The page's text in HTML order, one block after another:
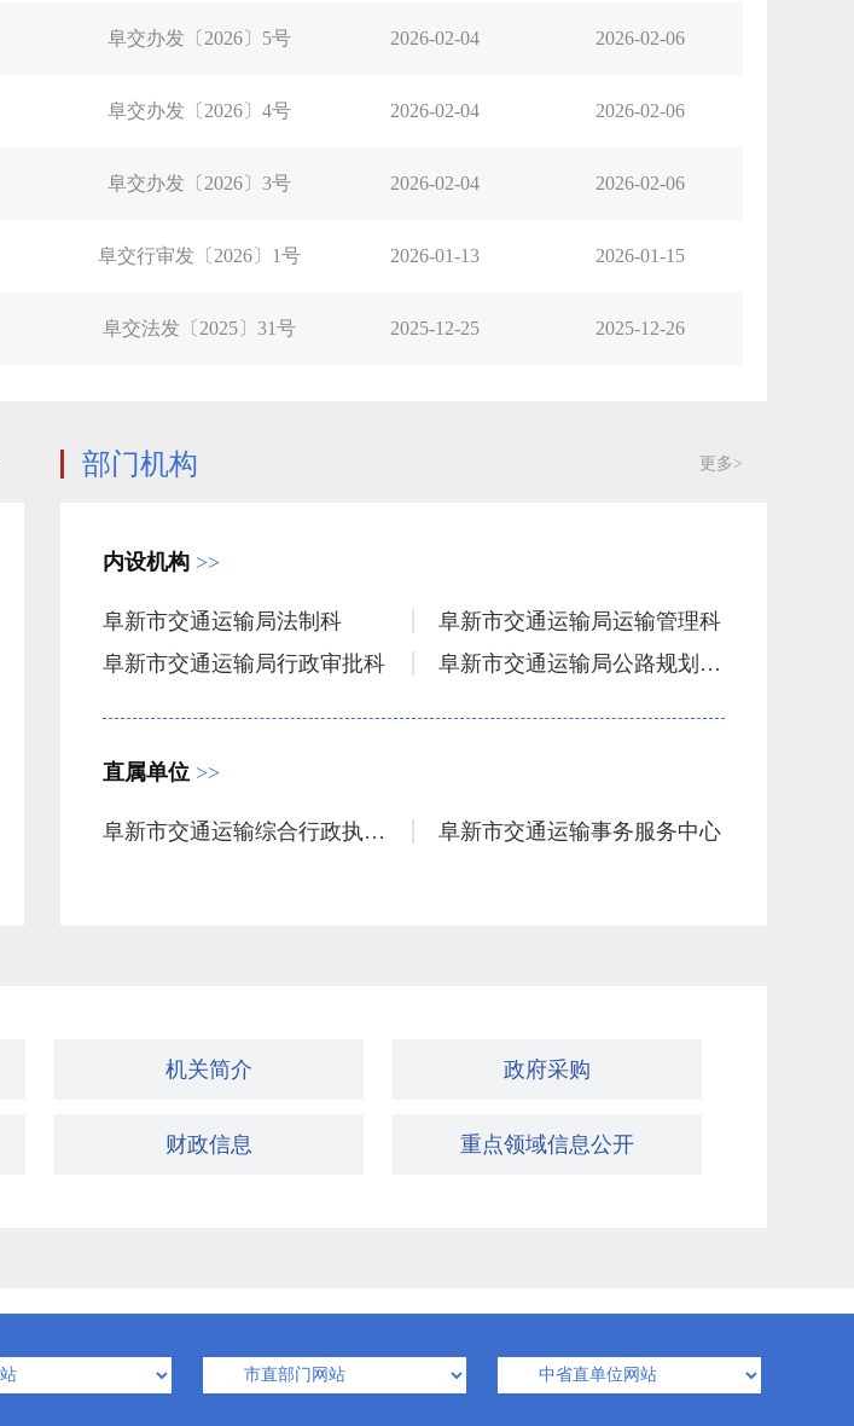
阜交办发〔2026〕5号 2026-02-04 2026-02-06
阜交办发〔2026〕4号 2026-02-04 2026-02-06
阜交办发〔2026〕3号 2026-02-04 2026-02-06
阜交行审发〔2026〕1号 2026-01-13 2026-01-15
阜交法发〔2025〕31号 2025-12-25 2025-12-26
部门机构 更多>
内设机构 >>
阜新市交通运输局法制科
阜新市交通运输局运输管理科
阜新市交通运输局行政审批科
阜新市交通运输局公路规划管理科
直属单位 >>
阜新市交通运输综合行政执法队 阜新市交通运输事务服务中心
机关简介 政府采购
财政信息 重点领域信息公开